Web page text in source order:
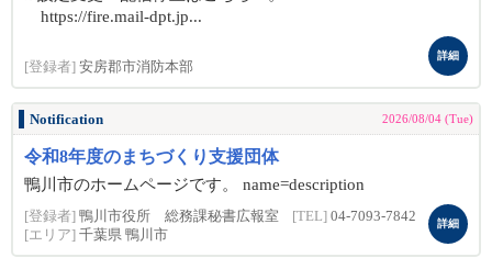
https://fire.mail-dpt.jp...
[登録者] 安房郡市消防本部
詳細
Notification 2026/08/04 (Tue)
令和8年度のまちづくり支援団体
鴨川市のホームページです。 name=description
[登録者] 鴨川市役所 総務課秘書広報室 [TEL] 04-7093-7842
[エリア] 千葉県 鴨川市
詳細